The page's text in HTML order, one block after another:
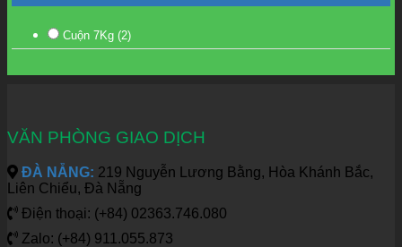
Cuộn 7Kg (2)
VĂN PHÒNG GIAO DỊCH
ĐÀ NẴNG: 219 Nguyễn Lương Bằng, Hòa Khánh Bắc,
Liên Chiểu, Đà Nẵng
Điện thoại: (+84) 02363.746.080
Zalo: (+84) 911.055.873